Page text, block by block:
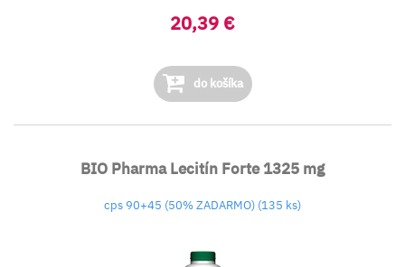
20,39 €
do košíka
BIO Pharma Lecitín Forte 1325 mg
cps 90+45 (50% ZADARMO) (135 ks)